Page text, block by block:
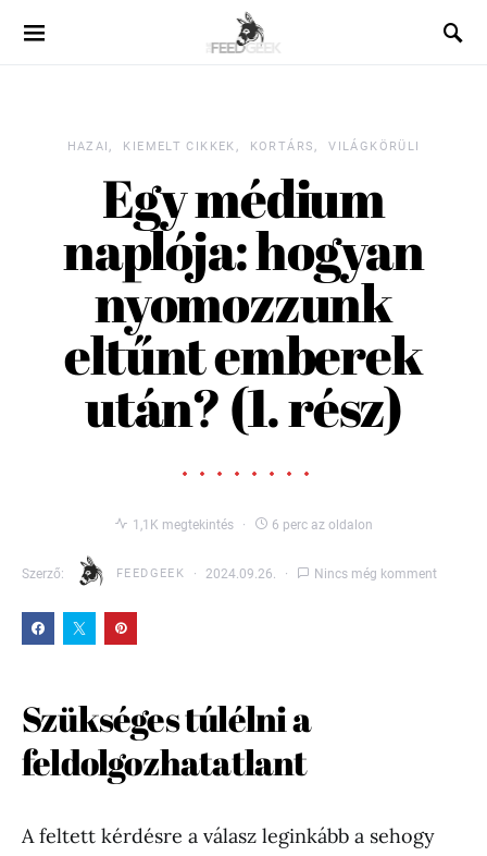
HAZAI KIEMELT CIKKEK KORTÁRS VILÁGKÖRÜLI
Egy médium
naplója: hogyan
nyomozzunk
eltűnt emberek
után? (1. rész)
1,1K megtekintés 6 perc az oldalon
Szerző: FEEDGEEK 2024.09.26. Nincs még komment
Szükséges túlélni a
feldolgozhatatlant
A feltett kérdésre a válasz leginkább a sehogy